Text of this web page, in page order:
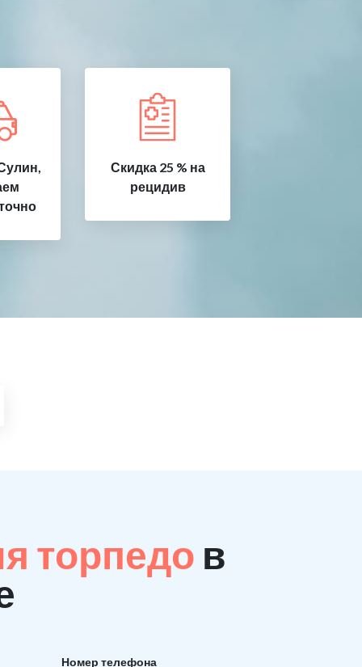
Скидка 25 % на
рецидив
торпедо в
Номер телефона